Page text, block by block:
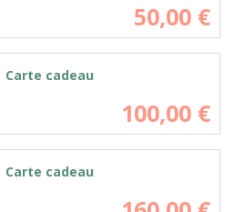
50,00 €
Carte cadeau
100,00 €
Carte cadeau